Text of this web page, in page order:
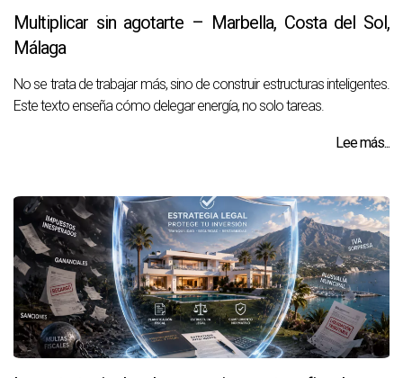
Multiplicar sin agotarte – Marbella, Costa del Sol,
Málaga
No se trata de trabajar más, sino de construir estructuras inteligentes.
Este texto enseña cómo delegar energía, no solo tareas.
Lee más...